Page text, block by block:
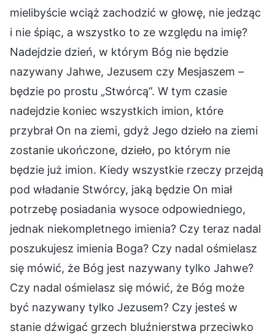
mielibyście wciąż zachodzić w głowę, nie jedząc
i nie śpiąc, a wszystko to ze względu na imię?
Nadejdzie dzień, w którym Bóg nie będzie
nazywany Jahwe, Jezusem czy Mesjaszem –
będzie po prostu „Stwórcą”. W tym czasie
nadejdzie koniec wszystkich imion, które
przybrał On na ziemi, gdyż Jego dzieło na ziemi
zostanie ukończone, dzieło, po którym nie
będzie już imion. Kiedy wszystkie rzeczy przejdą
pod władanie Stwórcy, jaką będzie On miał
potrzebę posiadania wysoce odpowiedniego,
jednak niekompletnego imienia? Czy teraz nadal
poszukujesz imienia Boga? Czy nadal ośmielasz
się mówić, że Bóg jest nazywany tylko Jahwe?
Czy nadal ośmielasz się mówić, że Bóg może
być nazywany tylko Jezusem? Czy jesteś w
stanie dźwigać grzech bluźnierstwa przeciwko